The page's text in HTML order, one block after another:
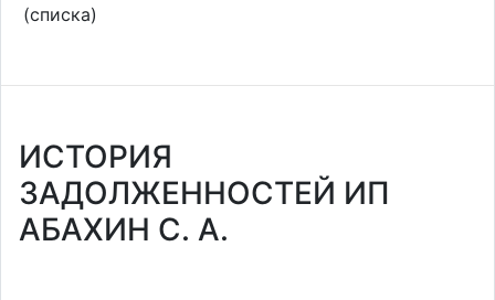
(списка)
ИСТОРИЯ
ЗАДОЛЖЕННОСТЕЙ ИП
АБАХИН С. А.